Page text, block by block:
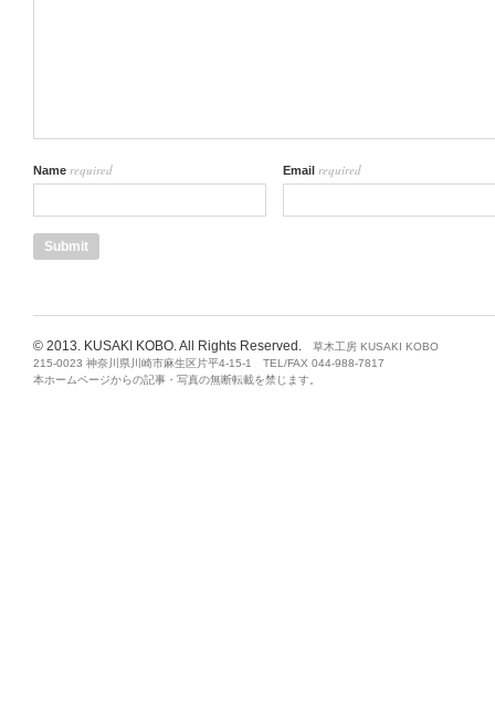
Name required Email required
© 2013. KUSAKI KOBO. All Rights Reserved. 草木工房 KUSAKI KOBO
215-0023 神奈川県川崎市麻生区片平4-15-1 TEL/FAX 044-988-7817
本ホームページからの記事・写真の無断転載を禁じます。